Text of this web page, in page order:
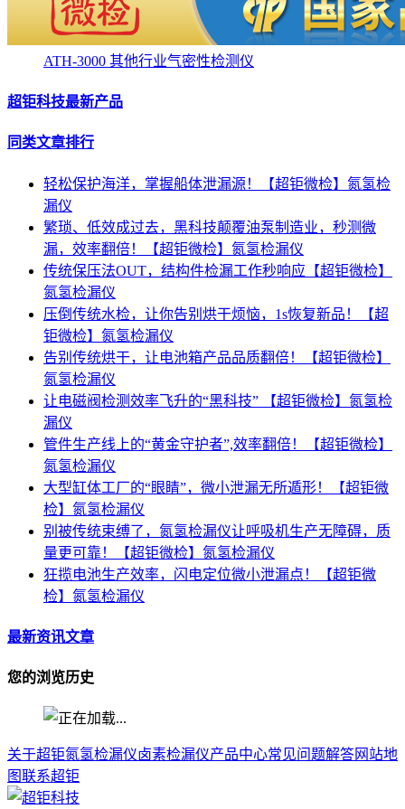
ATH-3000 其他行业气密性检测仪
超钜科技最新产品
同类文章排行
轻松保护海洋，掌握船体泄漏源！【超钜微检】氮氢检
漏仪
繁琐、低效成过去，黑科技颠覆油泵制造业，秒测微
漏，效率翻倍！【超钜微检】氮氢检漏仪
传统保压法OUT，结构件检漏工作秒响应【超钜微检】
氮氢检漏仪
压倒传统水检，让你告别烘干烦恼，1s恢复新品！【超
钜微检】氮氢检漏仪
告别传统烘干，让电池箱产品品质翻倍！【超钜微检】
氮氢检漏仪
让电磁阀检测效率飞升的“黑科技” 【超钜微检】氮氢检
漏仪
管件生产线上的“黄金守护者”,效率翻倍！【超钜微检】
氮氢检漏仪
大型缸体工厂的“眼睛”，微小泄漏无所遁形！【超钜微
检】氮氢检漏仪
别被传统束缚了，氮氢检漏仪让呼吸机生产无障碍，质
量更可靠！【超钜微检】氮氢检漏仪
狂揽电池生产效率，闪电定位微小泄漏点！【超钜微
检】氮氢检漏仪
最新资讯文章
您的浏览历史
关于超钜氮氢检漏仪卤素检漏仪产品中心常见问题解答网站地
图联系超钜